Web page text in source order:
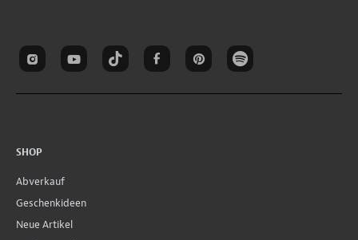
SHOP
Abverkauf
Geschenkideen
Neue Artikel